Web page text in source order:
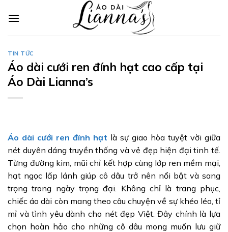
TIN TỨC
Áo dài cưới ren đính hạt cao cấp tại
Áo Dài Lianna’s
Áo dài cưới ren đính hạt là sự giao hòa tuyệt vời giữa
nét duyên dáng truyền thống và vẻ đẹp hiện đại tinh tế.
Từng đường kim, mũi chỉ kết hợp cùng lớp ren mềm mại,
hạt ngọc lấp lánh giúp cô dâu trở nên nổi bật và sang
trọng trong ngày trọng đại. Không chỉ là trang phục,
chiếc áo dài còn mang theo câu chuyện về sự khéo léo, tỉ
mỉ và tình yêu dành cho nét đẹp Việt. Đây chính là lựa
chọn hoàn hảo cho những cô dâu mong muốn lưu giữ